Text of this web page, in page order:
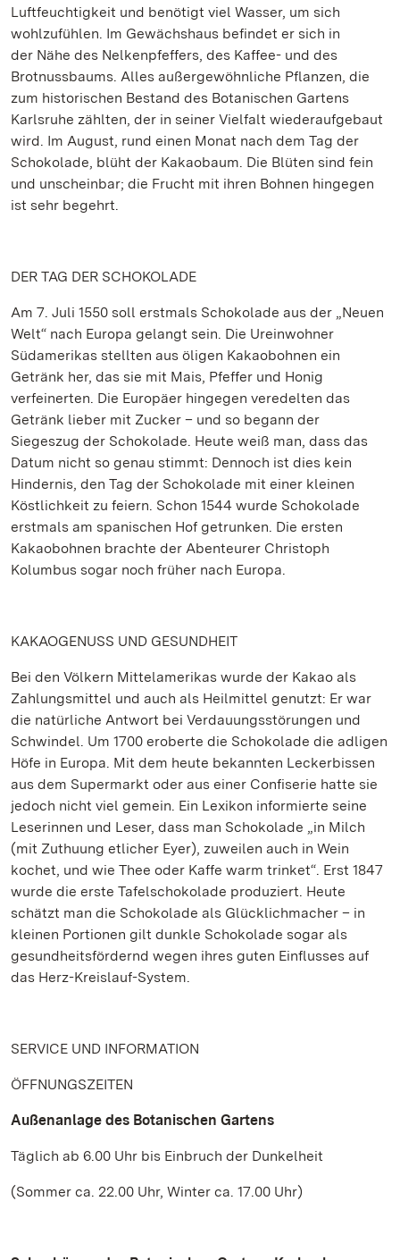
Luftfeuchtigkeit und benötigt viel Wasser, um sich
wohlzufühlen. Im Gewächshaus befindet er sich in
der Nähe des Nelkenpfeffers, des Kaffee- und des
Brotnussbaums. Alles außergewöhnliche Pflanzen, die
zum historischen Bestand des Botanischen Gartens
Karlsruhe zählten, der in seiner Vielfalt wiederaufgebaut
wird. Im August, rund einen Monat nach dem Tag der
Schokolade, blüht der Kakaobaum. Die Blüten sind fein
und unscheinbar; die Frucht mit ihren Bohnen hingegen
ist sehr begehrt.
DER TAG DER SCHOKOLADE
Am 7. Juli 1550 soll erstmals Schokolade aus der „Neuen
Welt“ nach Europa gelangt sein. Die Ureinwohner
Südamerikas stellten aus öligen Kakaobohnen ein
Getränk her, das sie mit Mais, Pfeffer und Honig
verfeinerten. Die Europäer hingegen veredelten das
Getränk lieber mit Zucker – und so begann der
Siegeszug der Schokolade. Heute weiß man, dass das
Datum nicht so genau stimmt: Dennoch ist dies kein
Hindernis, den Tag der Schokolade mit einer kleinen
Köstlichkeit zu feiern. Schon 1544 wurde Schokolade
erstmals am spanischen Hof getrunken. Die ersten
Kakaobohnen brachte der Abenteurer Christoph
Kolumbus sogar noch früher nach Europa.
KAKAOGENUSS UND GESUNDHEIT
Bei den Völkern Mittelamerikas wurde der Kakao als
Zahlungsmittel und auch als Heilmittel genutzt: Er war
die natürliche Antwort bei Verdauungsstörungen und
Schwindel. Um 1700 eroberte die Schokolade die adligen
Höfe in Europa. Mit dem heute bekannten Leckerbissen
aus dem Supermarkt oder aus einer Confiserie hatte sie
jedoch nicht viel gemein. Ein Lexikon informierte seine
Leserinnen und Leser, dass man Schokolade „in Milch
(mit Zuthuung etlicher Eyer), zuweilen auch in Wein
kochet, und wie Thee oder Kaffe warm trinket“. Erst 1847
wurde die erste Tafelschokolade produziert. Heute
schätzt man die Schokolade als Glücklichmacher – in
kleinen Portionen gilt dunkle Schokolade sogar als
gesundheitsfördernd wegen ihres guten Einflusses auf
das Herz-Kreislauf-System.
SERVICE UND INFORMATION
ÖFFNUNGSZEITEN
Außenanlage des Botanischen Gartens
Täglich ab 6.00 Uhr bis Einbruch der Dunkelheit
(Sommer ca. 22.00 Uhr, Winter ca. 17.00 Uhr)